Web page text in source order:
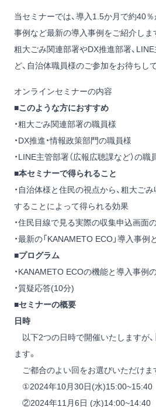
当セミナーでは、導入1.5か月で約40
事例など最新の導入事例をご紹介しま
粗大ごみ関連部署やDX推進部署、
ど、自治体職員様のご参加をお待ちし
オンラインセミナーの内容
■このような方におすすめ
・粗大ごみ関連部署の職員様
・DX推進・情報政策部門の職員様
・LINE主管部署（広報広聴課など）の職
■本セミナーで得られること
・自治体様と住民の視点から、粗大ご
することによって得られる効果
・住民目線で見る実際の収集申込画面
・最新の「KANAMETO ECO」導入事例
■プログラム
・KANAMETO ECOの機能と導入事例
・質疑応答(10分)
■セミナーの概要
日時
以下2つの日時で開催いたしますが、
ます。
ご都合のよい回をお選びいただけま
①2024年10月30日(水)15:00~15:40
②2024年11月6日 (水)14:00~14:40